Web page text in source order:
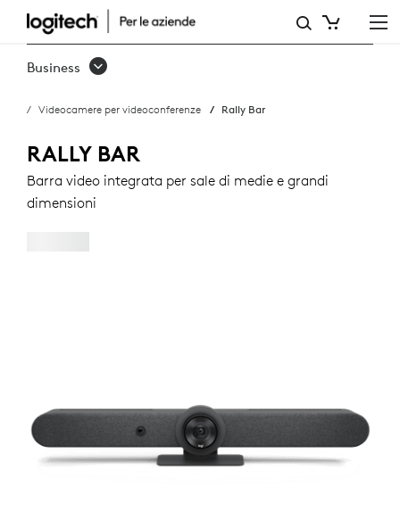
RALLY
BAR
Business
Videocamere per videoconferenze Rally Bar
RALLY BAR
Barra video integrata per sale di medie e grandi
dimensioni